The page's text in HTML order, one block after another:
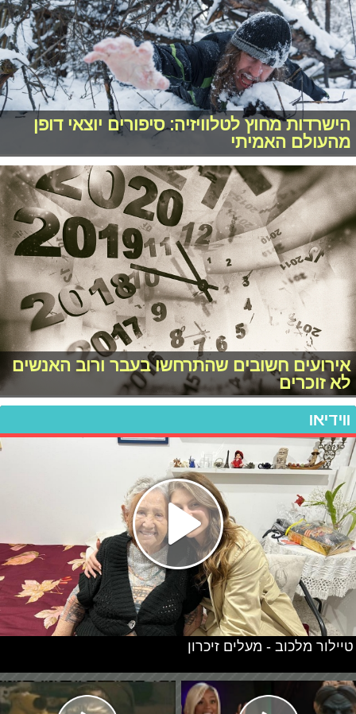
הישרדות מחוץ לטלוויזיה: סיפורים יוצאי דופן
מהעולם האמיתי
אירועים חשובים שהתרחשו בעבר ורוב האנשים
לא זוכרים
ווידיאו
טיילור מלכוב - מעלים זיכרון